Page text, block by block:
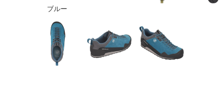
ブルー